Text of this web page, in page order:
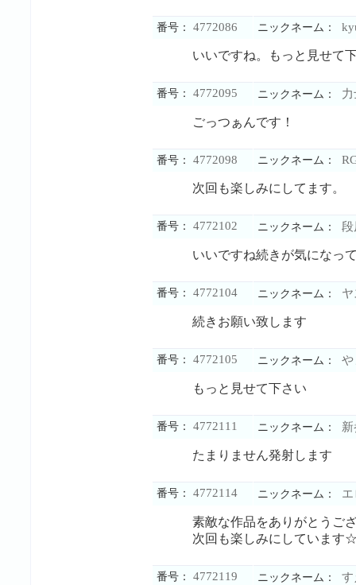
番号： 4772086 ニックネーム：
いいですね。もっと見せて
番号： 4772095 ニックネーム：
ごっつぁんです！
番号： 4772098 ニックネーム：
次回も楽しみにしてます。
番号： 4772102 ニックネーム： 段
いいですね続きが気になっ
番号： 4772104 ニックネーム：
続きお願い致します
番号： 4772105 ニックネーム： や
もっと見せて下さい
番号： 4772111 ニックネーム：
たまりません発射します
番号： 4772114 ニックネーム：
素敵な作品をありがとうご
次回も楽しみにしています
番号： 4772119 ニックネーム： す